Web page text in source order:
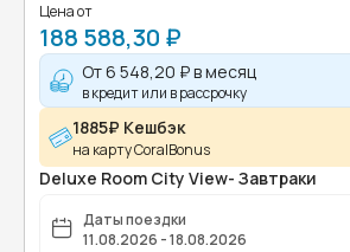
Цена от
188 588,30 ₽
От6 548,20 ₽в месяц
в кредит или в рассрочку
1885₽ Кешбэк
на карту CoralBonus
Deluxe Room City View- Завтраки
Даты поездки
11.08.2026 - 18.08.2026